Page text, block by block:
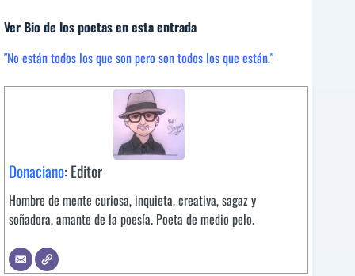
Ver Bio de los poetas en esta entrada
"No están todos los que son pero son todos los que están."
Donaciano: Editor
Hombre de mente curiosa, inquieta, creativa, sagaz y
soñadora, amante de la poesía. Poeta de medio pelo.